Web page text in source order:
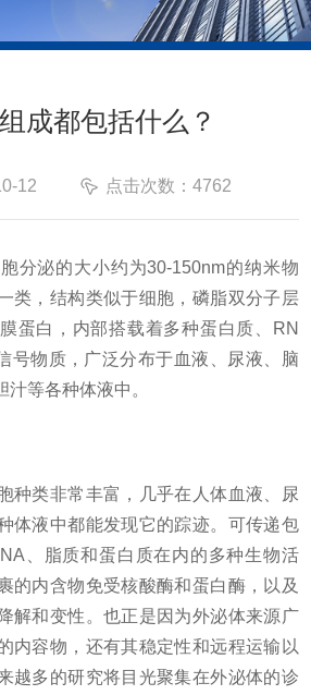
成都包括什么？
12 点击次数：4762
分泌的大小约为30-150nm的纳米物
类，结构类似于细胞，磷脂双分子层
蛋白，内部搭载着多种蛋白质、RN
号物质，广泛分布于血液、尿液、脑
等各种体液中。
类非常丰富，几乎在人体血液、尿
体液中都能发现它的踪迹。可传递包
、脂质和蛋白质在内的多种生物活
的内含物免受核酸酶和蛋白酶，以及
解和变性。也正是因为外泌体来源广
内容物，还有其稳定性和远程运输以
越多的研究将目光聚集在外泌体的诊